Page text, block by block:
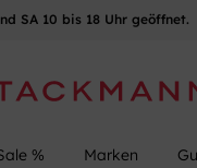
SA 10 bis 18 Uhr geöffnet.
% Marken